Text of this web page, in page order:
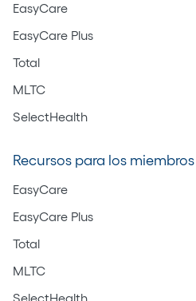
EasyCare
EasyCare Plus
Total
MLTC
SelectHealth
Recursos para los miembros
EasyCare
EasyCare Plus
Total
MLTC
SelectHealth